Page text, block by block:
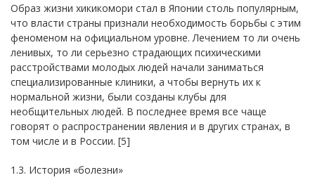
Образ жизни хикикомори стал в Японии столь популярным,
что власти страны признали необходимость борьбы с этим
феноменом на официальном уровне. Лечением то ли очень
ленивых, то ли серьезно страдающих психическими
расстройствами молодых людей начали заниматься
специализированные клиники, а чтобы вернуть их к
нормальной жизни, были созданы клубы для
необщительных людей. В последнее время все чаще
говорят о распространении явления и в других странах, в
том числе и в России. [5]
1.3. История «болезни»